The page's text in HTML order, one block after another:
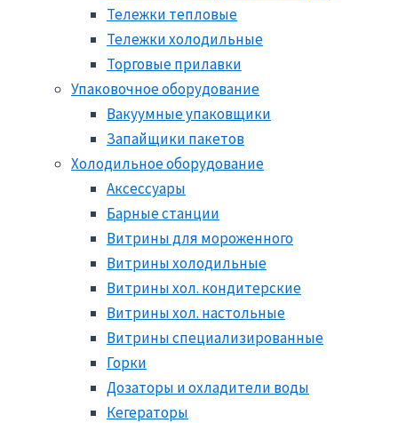
Тележки тепловые
Тележки холодильные
Торговые прилавки
Упаковочное оборудование
Вакуумные упаковщики
Запайщики пакетов
Холодильное оборудование
Аксессуары
Барные станции
Витрины для мороженного
Витрины холодильные
Витрины хол. кондитерские
Витрины хол. настольные
Витрины специализированные
Горки
Дозаторы и охладители воды
Кегераторы